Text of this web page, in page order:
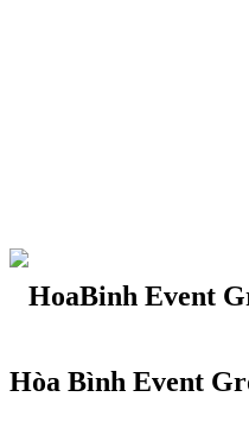
Hòa Bình Event